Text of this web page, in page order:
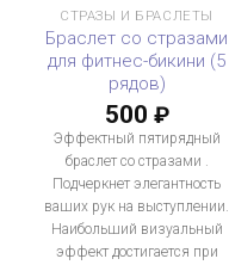
СТРАЗЫ И БРАСЛЕТЫ
Браслет со стразами
для фитнес-бикини (5
рядов)
500 ₽
Эффектный пятирядный
браслет со стразами .
Подчеркнет элегантность
ваших рук на выступлении.
Наибольший визуальный
эффект достигается при